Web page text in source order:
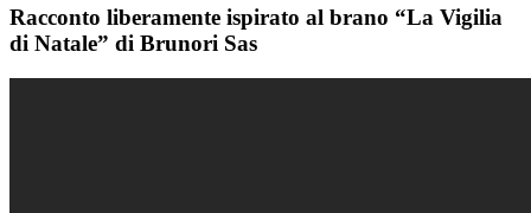
Racconto liberamente ispirato al brano “La Vigilia
di Natale” di Brunori Sas